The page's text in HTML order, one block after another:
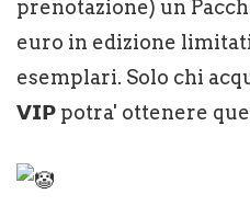
prenotazione) un
euro in edizione
esemplari. Solo chi
𝗩𝗜𝗣 potra' ottenere